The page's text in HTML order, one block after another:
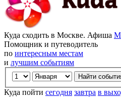
Куда сходить в Москве. Афиша
Помощник и путеводитель
по интересным местам
и лучшим событиям
Куда пойти сегодня завтра в